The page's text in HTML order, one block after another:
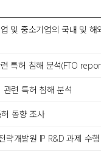
및 중소기업의 국내 및 해
특허 침해 분석(FTO
관련 특허 침해 분석
동향 조사
략개발원 IP R&D 과제 수행